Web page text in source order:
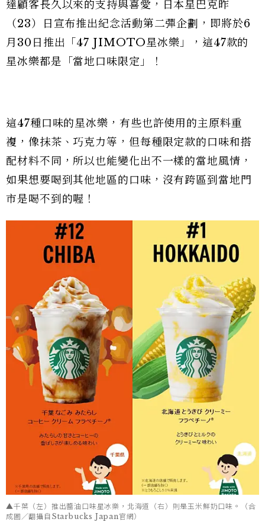
達顧客長久以來的支持與喜愛，日本星巴克昨
（23）日宣布推出紀念活動第二彈企劃，即將於6
月30日推出「47 JIMOTO星冰樂」，這47款的
星冰樂都是「當地口味限定」！
這47種口味的星冰樂，有些也許使用的主原料重
複，像抹茶、巧克力等，但每種限定款的口味和搭
配材料不同，所以也能變化出不一樣的當地風情，
如果想要喝到其他地區的口味，沒有跨區到當地門
市是喝不到的喔！
▲千葉（左）推出醬油口味星冰樂，北海道（右）則是玉米鮮奶口味。（合
成圖／翻攝自Starbucks Japan官網）